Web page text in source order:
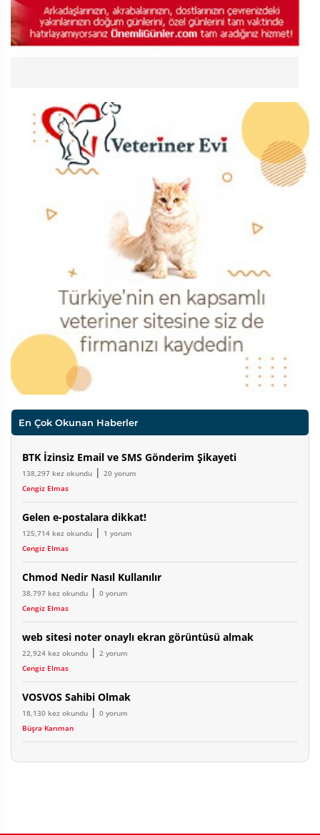
En Çok Okunan Haberler
BTK İzinsiz Email ve SMS Gönderim Şikayeti
138,297 kez okundu | 20 yorum
Cengiz Elmas
Gelen e-postalara dikkat!
125,714 kez okundu | 1 yorum
Cengiz Elmas
Chmod Nedir Nasıl Kullanılır
38,797 kez okundu | 0 yorum
Cengiz Elmas
web sitesi noter onaylı ekran görüntüsü almak
22,924 kez okundu | 2 yorum
Cengiz Elmas
VOSVOS Sahibi Olmak
18,130 kez okundu | 0 yorum
Büşra Karıman